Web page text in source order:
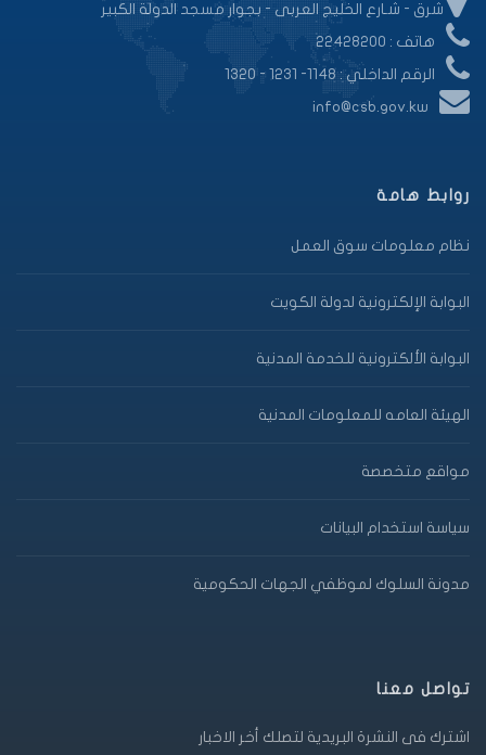
شرق - شـارع الخليج العربى - بجوار مسجد الدولة الكبير
هاتف : 22428200
الرقم الداخلي : 1148- 1231 - 1320
info@csb.gov.kw
روابط هامة
نظام معلومات سوق العمل
البوابة الإلكترونية لدولة الكويت
البوابة الألكترونية للخدمة المدنية
الهيئة العامه للمعلومات المدنية
مواقع متخصصة
سياسة استخدام البيانات
مدونة السلوك لموظفي الجهات الحكومية
تواصل معنا
اشترك فى النشرة البريدية لتصلك أخر الاخبار